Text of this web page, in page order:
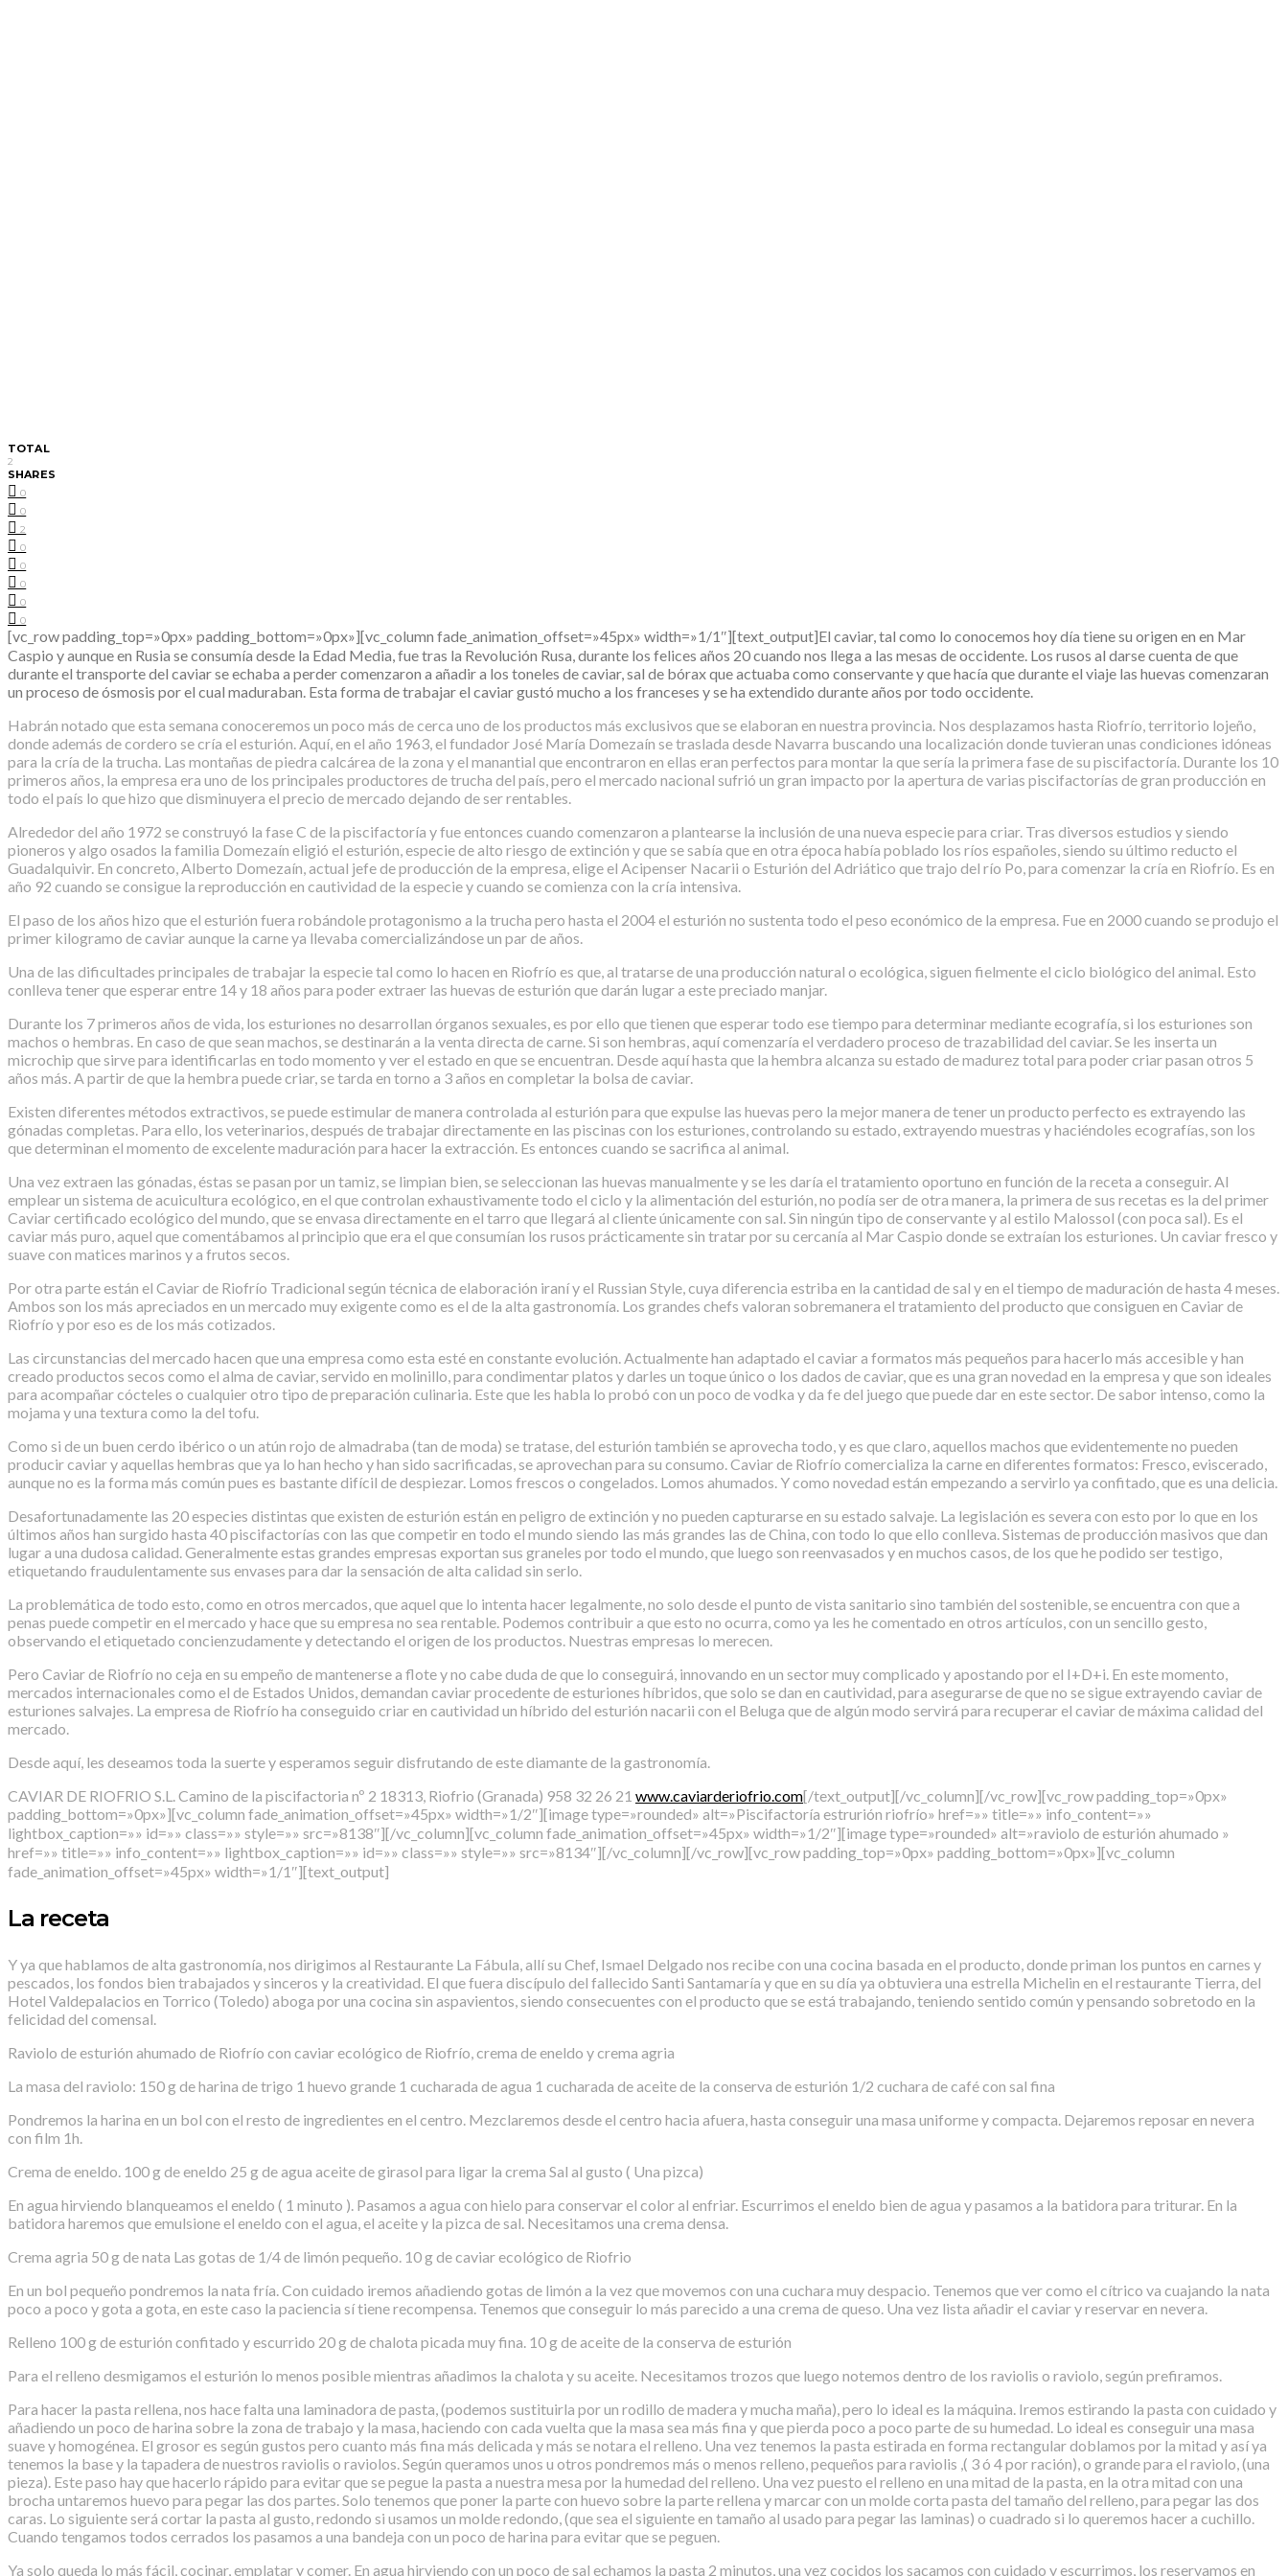
TOTAL
2
SHARES
0
0
2
0
0
0
0
0
[vc_row padding_top=»0px» padding_bottom=»0px»][vc_column fade_animation_offset=»45px» width=»1/1″][text_output]El caviar, tal como lo conocemos hoy día tiene su origen en en Mar
Caspio y aunque en Rusia se consumía desde la Edad Media, fue tras la Revolución Rusa, durante los felices años 20 cuando nos llega a las mesas de occidente. Los rusos al darse cuenta de que
durante el transporte del caviar se echaba a perder comenzaron a añadir a los toneles de caviar, sal de bórax que actuaba como conservante y que hacía que durante el viaje las huevas comenzaran
un proceso de ósmosis por el cual maduraban. Esta forma de trabajar el caviar gustó mucho a los franceses y se ha extendido durante años por todo occidente.
Habrán notado que esta semana conoceremos un poco más de cerca uno de los productos más exclusivos que se elaboran en nuestra provincia. Nos desplazamos hasta Riofrío, territorio lojeño,
donde además de cordero se cría el esturión. Aquí, en el año 1963, el fundador José María Domezaín se traslada desde Navarra buscando una localización donde tuvieran unas condiciones idóneas
para la cría de la trucha. Las montañas de piedra calcárea de la zona y el manantial que encontraron en ellas eran perfectos para montar la que sería la primera fase de su piscifactoría. Durante los 10
primeros años, la empresa era uno de los principales productores de trucha del país, pero el mercado nacional sufrió un gran impacto por la apertura de varias piscifactorías de gran producción en
todo el país lo que hizo que disminuyera el precio de mercado dejando de ser rentables.
Alrededor del año 1972 se construyó la fase C de la piscifactoría y fue entonces cuando comenzaron a plantearse la inclusión de una nueva especie para criar. Tras diversos estudios y siendo
pioneros y algo osados la familia Domezaín eligió el esturión, especie de alto riesgo de extinción y que se sabía que en otra época había poblado los ríos españoles, siendo su último reducto el
Guadalquivir. En concreto, Alberto Domezaín, actual jefe de producción de la empresa, elige el Acipenser Nacarii o Esturión del Adriático que trajo del río Po, para comenzar la cría en Riofrío. Es en
año 92 cuando se consigue la reproducción en cautividad de la especie y cuando se comienza con la cría intensiva.
El paso de los años hizo que el esturión fuera robándole protagonismo a la trucha pero hasta el 2004 el esturión no sustenta todo el peso económico de la empresa. Fue en 2000 cuando se produjo el
primer kilogramo de caviar aunque la carne ya llevaba comercializándose un par de años.
Una de las dificultades principales de trabajar la especie tal como lo hacen en Riofrío es que, al tratarse de una producción natural o ecológica, siguen fielmente el ciclo biológico del animal. Esto
conlleva tener que esperar entre 14 y 18 años para poder extraer las huevas de esturión que darán lugar a este preciado manjar.
Durante los 7 primeros años de vida, los esturiones no desarrollan órganos sexuales, es por ello que tienen que esperar todo ese tiempo para determinar mediante ecografía, si los esturiones son
machos o hembras. En caso de que sean machos, se destinarán a la venta directa de carne. Si son hembras, aquí comenzaría el verdadero proceso de trazabilidad del caviar. Se les inserta un
microchip que sirve para identificarlas en todo momento y ver el estado en que se encuentran. Desde aquí hasta que la hembra alcanza su estado de madurez total para poder criar pasan otros 5
años más. A partir de que la hembra puede criar, se tarda en torno a 3 años en completar la bolsa de caviar.
Existen diferentes métodos extractivos, se puede estimular de manera controlada al esturión para que expulse las huevas pero la mejor manera de tener un producto perfecto es extrayendo las
gónadas completas. Para ello, los veterinarios, después de trabajar directamente en las piscinas con los esturiones, controlando su estado, extrayendo muestras y haciéndoles ecografías, son los
que determinan el momento de excelente maduración para hacer la extracción. Es entonces cuando se sacrifica al animal.
Una vez extraen las gónadas, éstas se pasan por un tamiz, se limpian bien, se seleccionan las huevas manualmente y se les daría el tratamiento oportuno en función de la receta a conseguir. Al
emplear un sistema de acuicultura ecológico, en el que controlan exhaustivamente todo el ciclo y la alimentación del esturión, no podía ser de otra manera, la primera de sus recetas es la del primer
Caviar certificado ecológico del mundo, que se envasa directamente en el tarro que llegará al cliente únicamente con sal. Sin ningún tipo de conservante y al estilo Malossol (con poca sal). Es el
caviar más puro, aquel que comentábamos al principio que era el que consumían los rusos prácticamente sin tratar por su cercanía al Mar Caspio donde se extraían los esturiones. Un caviar fresco y
suave con matices marinos y a frutos secos.
Por otra parte están el Caviar de Riofrío Tradicional según técnica de elaboración iraní y el Russian Style, cuya diferencia estriba en la cantidad de sal y en el tiempo de maduración de hasta 4 meses.
Ambos son los más apreciados en un mercado muy exigente como es el de la alta gastronomía. Los grandes chefs valoran sobremanera el tratamiento del producto que consiguen en Caviar de
Riofrío y por eso es de los más cotizados.
Las circunstancias del mercado hacen que una empresa como esta esté en constante evolución. Actualmente han adaptado el caviar a formatos más pequeños para hacerlo más accesible y han
creado productos secos como el alma de caviar, servido en molinillo, para condimentar platos y darles un toque único o los dados de caviar, que es una gran novedad en la empresa y que son ideales
para acompañar cócteles o cualquier otro tipo de preparación culinaria. Este que les habla lo probó con un poco de vodka y da fe del juego que puede dar en este sector. De sabor intenso, como la
mojama y una textura como la del tofu.
Como si de un buen cerdo ibérico o un atún rojo de almadraba (tan de moda) se tratase, del esturión también se aprovecha todo, y es que claro, aquellos machos que evidentemente no pueden
producir caviar y aquellas hembras que ya lo han hecho y han sido sacrificadas, se aprovechan para su consumo. Caviar de Riofrío comercializa la carne en diferentes formatos: Fresco, eviscerado,
aunque no es la forma más común pues es bastante difícil de despiezar. Lomos frescos o congelados. Lomos ahumados. Y como novedad están empezando a servirlo ya confitado, que es una delicia.
Desafortunadamente las 20 especies distintas que existen de esturión están en peligro de extinción y no pueden capturarse en su estado salvaje. La legislación es severa con esto por lo que en los
últimos años han surgido hasta 40 piscifactorías con las que competir en todo el mundo siendo las más grandes las de China, con todo lo que ello conlleva. Sistemas de producción masivos que dan
lugar a una dudosa calidad. Generalmente estas grandes empresas exportan sus graneles por todo el mundo, que luego son reenvasados y en muchos casos, de los que he podido ser testigo,
etiquetando fraudulentamente sus envases para dar la sensación de alta calidad sin serlo.
La problemática de todo esto, como en otros mercados, que aquel que lo intenta hacer legalmente, no solo desde el punto de vista sanitario sino también del sostenible, se encuentra con que a
penas puede competir en el mercado y hace que su empresa no sea rentable. Podemos contribuir a que esto no ocurra, como ya les he comentado en otros artículos, con un sencillo gesto,
observando el etiquetado concienzudamente y detectando el origen de los productos. Nuestras empresas lo merecen.
Pero Caviar de Riofrío no ceja en su empeño de mantenerse a flote y no cabe duda de que lo conseguirá, innovando en un sector muy complicado y apostando por el I+D+i. En este momento,
mercados internacionales como el de Estados Unidos, demandan caviar procedente de esturiones híbridos, que solo se dan en cautividad, para asegurarse de que no se sigue extrayendo caviar de
esturiones salvajes. La empresa de Riofrío ha conseguido criar en cautividad un híbrido del esturión nacarii con el Beluga que de algún modo servirá para recuperar el caviar de máxima calidad del
mercado.
Desde aquí, les deseamos toda la suerte y esperamos seguir disfrutando de este diamante de la gastronomía.
CAVIAR DE RIOFRIO S.L. Camino de la piscifactoria nº 2 18313, Riofrio (Granada) 958 32 26 21 www.caviarderiofrio.com[/text_output][/vc_column][/vc_row][vc_row padding_top=»0px»
padding_bottom=»0px»][vc_column fade_animation_offset=»45px» width=»1/2″][image type=»rounded» alt=»Piscifactoría estrurión riofrío» href=»» title=»» info_content=»»
lightbox_caption=»» id=»» class=»» style=»» src=»8138″][/vc_column][vc_column fade_animation_offset=»45px» width=»1/2″][image type=»rounded» alt=»raviolo de esturión ahumado »
href=»» title=»» info_content=»» lightbox_caption=»» id=»» class=»» style=»» src=»8134″][/vc_column][/vc_row][vc_row padding_top=»0px» padding_bottom=»0px»][vc_column
fade_animation_offset=»45px» width=»1/1″][text_output]
La receta
Y ya que hablamos de alta gastronomía, nos dirigimos al Restaurante La Fábula, allí su Chef, Ismael Delgado nos recibe con una cocina basada en el producto, donde priman los puntos en carnes y
pescados, los fondos bien trabajados y sinceros y la creatividad. El que fuera discípulo del fallecido Santi Santamaría y que en su día ya obtuviera una estrella Michelin en el restaurante Tierra, del
Hotel Valdepalacios en Torrico (Toledo) aboga por una cocina sin aspavientos, siendo consecuentes con el producto que se está trabajando, teniendo sentido común y pensando sobretodo en la
felicidad del comensal.
Raviolo de esturión ahumado de Riofrío con caviar ecológico de Riofrío, crema de eneldo y crema agria
La masa del raviolo: 150 g de harina de trigo 1 huevo grande 1 cucharada de agua 1 cucharada de aceite de la conserva de esturión 1/2 cuchara de café con sal fina
Pondremos la harina en un bol con el resto de ingredientes en el centro. Mezclaremos desde el centro hacia afuera, hasta conseguir una masa uniforme y compacta. Dejaremos reposar en nevera
con film 1h.
Crema de eneldo. 100 g de eneldo 25 g de agua aceite de girasol para ligar la crema Sal al gusto ( Una pizca)
En agua hirviendo blanqueamos el eneldo ( 1 minuto ). Pasamos a agua con hielo para conservar el color al enfriar. Escurrimos el eneldo bien de agua y pasamos a la batidora para triturar. En la
batidora haremos que emulsione el eneldo con el agua, el aceite y la pizca de sal. Necesitamos una crema densa.
Crema agria 50 g de nata Las gotas de 1/4 de limón pequeño. 10 g de caviar ecológico de Riofrio
En un bol pequeño pondremos la nata fría. Con cuidado iremos añadiendo gotas de limón a la vez que movemos con una cuchara muy despacio. Tenemos que ver como el cítrico va cuajando la nata
poco a poco y gota a gota, en este caso la paciencia sí tiene recompensa. Tenemos que conseguir lo más parecido a una crema de queso. Una vez lista añadir el caviar y reservar en nevera.
Relleno 100 g de esturión confitado y escurrido 20 g de chalota picada muy fina. 10 g de aceite de la conserva de esturión
Para el relleno desmigamos el esturión lo menos posible mientras añadimos la chalota y su aceite. Necesitamos trozos que luego notemos dentro de los raviolis o raviolo, según prefiramos.
Para hacer la pasta rellena, nos hace falta una laminadora de pasta, (podemos sustituirla por un rodillo de madera y mucha maña), pero lo ideal es la máquina. Iremos estirando la pasta con cuidado y
añadiendo un poco de harina sobre la zona de trabajo y la masa, haciendo con cada vuelta que la masa sea más fina y que pierda poco a poco parte de su humedad. Lo ideal es conseguir una masa
suave y homogénea. El grosor es según gustos pero cuanto más fina más delicada y más se notara el relleno. Una vez tenemos la pasta estirada en forma rectangular doblamos por la mitad y así ya
tenemos la base y la tapadera de nuestros raviolis o raviolos. Según queramos unos u otros pondremos más o menos relleno, pequeños para raviolis ,( 3 ó 4 por ración), o grande para el raviolo, (una
pieza). Este paso hay que hacerlo rápido para evitar que se pegue la pasta a nuestra mesa por la humedad del relleno. Una vez puesto el relleno en una mitad de la pasta, en la otra mitad con una
brocha untaremos huevo para pegar las dos partes. Solo tenemos que poner la parte con huevo sobre la parte rellena y marcar con un molde corta pasta del tamaño del relleno, para pegar las dos
caras. Lo siguiente será cortar la pasta al gusto, redondo si usamos un molde redondo, (que sea el siguiente en tamaño al usado para pegar las laminas) o cuadrado si lo queremos hacer a cuchillo.
Cuando tengamos todos cerrados los pasamos a una bandeja con un poco de harina para evitar que se peguen.
Ya solo queda lo más fácil, cocinar, emplatar y comer. En agua hirviendo con un poco de sal echamos la pasta 2 minutos, una vez cocidos los sacamos con cuidado y escurrimos, los reservamos en